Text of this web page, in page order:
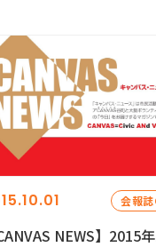
会報
NEWS】2015